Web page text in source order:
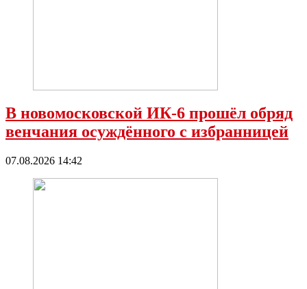
В новомосковской ИК-6 прошёл обряд
венчания осуждённого с избранницей
07.08.2026 14:42